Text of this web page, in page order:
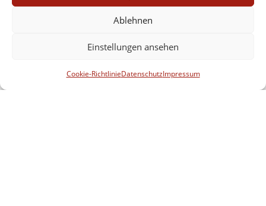
Ablehnen
Einstellungen ansehen
Cookie-RichtlinieDatenschutzImpressum
Wochenübersicht
zeitgenössische Literatur(11)